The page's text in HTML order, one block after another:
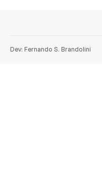
Dev: Fernando S. Brandolini